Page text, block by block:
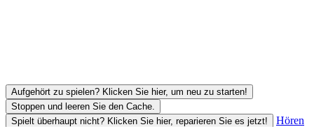
Aufgehört zu spielen? Klicken Sie hier, um neu zu starten!
Stoppen und leeren Sie den Cache.
Spielt überhaupt nicht? Klicken Sie hier, reparieren Sie es jetzt!
Hören